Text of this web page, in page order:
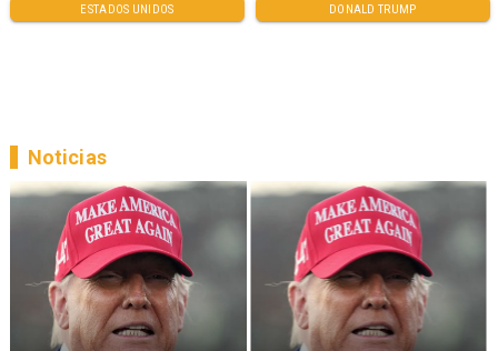
ESTADOS UNIDOS DONALD TRUMP
Noticias